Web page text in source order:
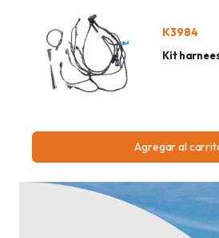
K3984
Kit
Agregar al